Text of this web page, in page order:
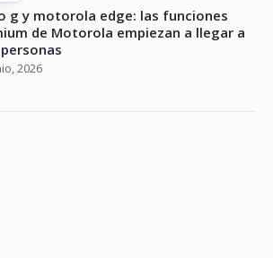
g y motorola edge: las funciones
de Motorola empiezan a llegar a
2026